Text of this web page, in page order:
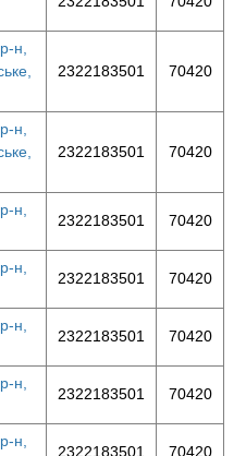
н,
2322183501 70420
н,
2322183501 70420
н,
2322183501 70420
н,
2322183501 70420
н,
2322183501 70420
н,
2322183501 70420
н,
2322183501 70420